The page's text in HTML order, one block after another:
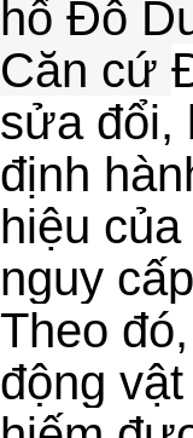
hổ Đô
Căn cứ
sửa đổi,
định
hiệu
nguy
Theo
động